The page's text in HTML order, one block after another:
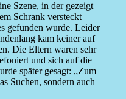
Szene, in der gezeigt
Schrank versteckt
gefunden wurde. Leider
kam keiner auf
Die Eltern waren sehr
und sich auf die
später gesagt: „Zum
Suchen, sondern auch